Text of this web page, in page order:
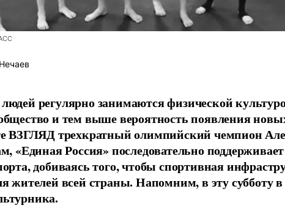
регулярно занимаются физической
и тем выше вероятность появления
ВЗГЛЯД трехкратный олимпийский чемпион
«Единая Россия» последовательно
добиваясь того, чтобы спортивная
жителей всей страны. Напомним, в эту субботу